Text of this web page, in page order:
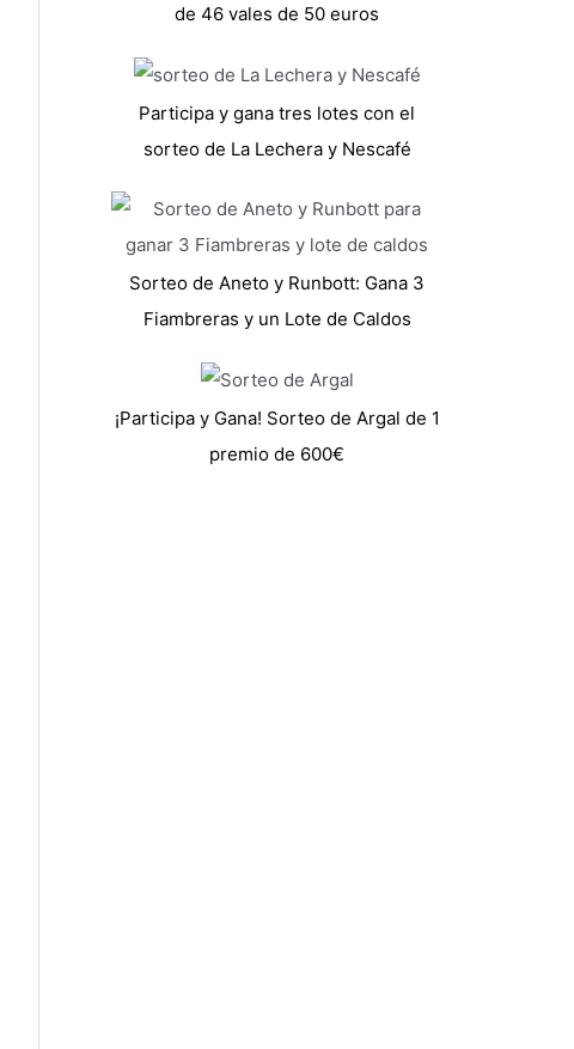
de 46 vales de 50 euros
Participa y gana tres lotes con el
sorteo de La Lechera y Nescafé
Sorteo de Aneto y Runbott: Gana 3
Fiambreras y un Lote de Caldos
¡Participa y Gana! Sorteo de Argal de 1
premio de 600€